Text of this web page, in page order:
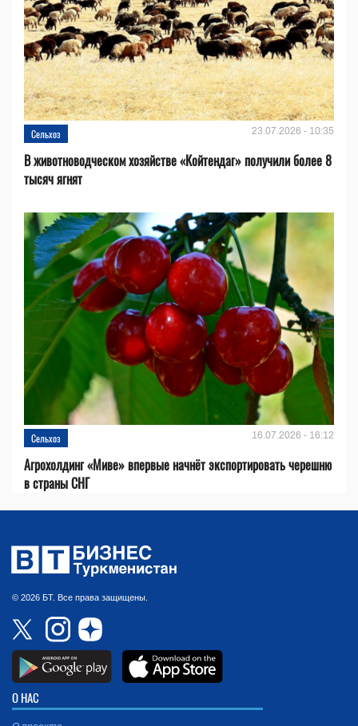
Сельхоз 23.07.2026 - 10:35
В животноводческом хозяйстве «Койтендаг» получили более 8
тысяч ягнят
Сельхоз 16.07.2026 - 16:12
Агрохолдинг «Миве» впервые начнёт экспортировать черешню
в страны СНГ
© 2026 БТ. Все права защищены.
О НАС